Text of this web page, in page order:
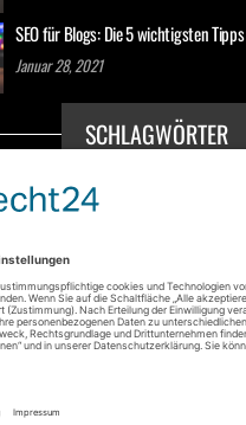
SEO für Blogs: Die 5 wichtigsten Tipps
Januar 28, 2021
SCHLAGWÖRTER
Nutzer